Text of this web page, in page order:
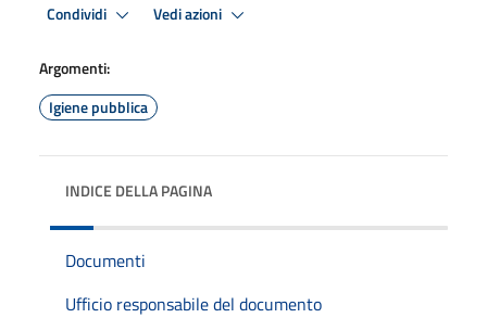
Condividi Vedi azioni
Argomenti:
Igiene pubblica
INDICE DELLA PAGINA
Documenti
Ufficio responsabile del documento